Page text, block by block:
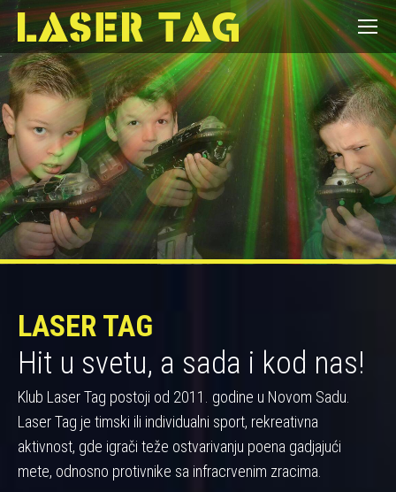
LASER TAG
Hit u svetu, a sada i kod nas!
Klub Laser Tag postoji od 2011. godine u Novom Sadu.
Laser Tag je timski ili individualni sport, rekreativna
aktivnost, gde igrači teže ostvarivanju poena gadjajući
mete, odnosno protivnike sa infracrvenim zracima.